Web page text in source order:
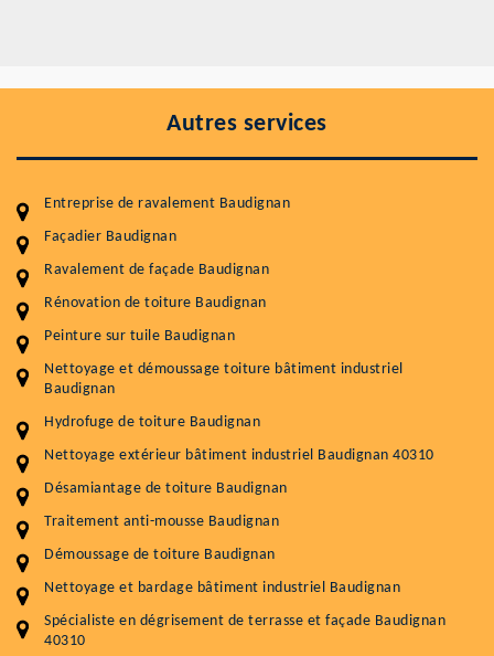
Autres services
Entreprise de ravalement Baudignan
Façadier Baudignan
Ravalement de façade Baudignan
Rénovation de toiture Baudignan
Peinture sur tuile Baudignan
Nettoyage et démoussage toiture bâtiment industriel
Baudignan
Hydrofuge de toiture Baudignan
Nettoyage extérieur bâtiment industriel Baudignan 40310
Désamiantage de toiture Baudignan
Traitement anti-mousse Baudignan
Démoussage de toiture Baudignan
Nettoyage et bardage bâtiment industriel Baudignan
Spécialiste en dégrisement de terrasse et façade Baudignan
40310
Entretenir votre toiture, c'est préserver sa
durabilité
Plus de 15 ans d'expérience en couverture et facade
Service
Nettoyageb toiture
Démoussage toiture
Traitement hydrofuge toiture
Artisant local recommander